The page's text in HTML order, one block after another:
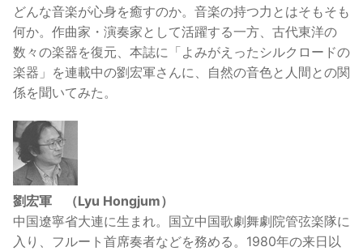
どんな音楽が心身を癒すのか。音楽の持つ力とはそもそも
何か。作曲家・演奏家として活躍する一方、古代東洋の
数々の楽器を復元、本誌に「よみがえったシルクロードの
楽器」を連載中の劉宏軍さんに、自然の音色と人間との関
係を聞いてみた。
劉宏軍 （Lyu Hongjum）
中国遼寧省大連に生まれ。国立中国歌劇舞劇院管弦楽隊に
入り、フルート首席奏者などを務める。1980年の来日以